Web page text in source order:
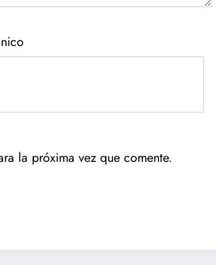
la próxima vez que comente.